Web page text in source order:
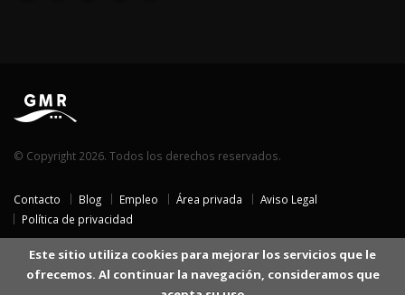
© Copyright 2026. Todos los derechos reservados.
Contacto Blog Empleo Área privada
Aviso Legal
Política de privacidad
Este sitio utiliza cookies para mejorar los servicios que le
ofrecemos. Al continuar la navegación, consideramos que